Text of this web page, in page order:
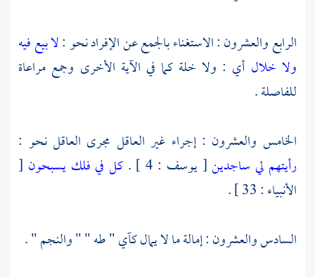
الرابع والعشرون : الاستغناء بالجمع عن الإفراد نحو :لا بيع فيه
ولا خلال أي : ولا خلة كما في الآية الأخرى وجمع مراعاة
للفاصلة .
الخامس والعشرون : إجراء غير العاقل مجرى العاقل نحو :
رأيتهم لي ساجدين[ يوسف : 4 ] . كل في فلك يسبحون [
الأنبياء : 33 ] .
السادس والعشرون : إمالة ما لا يمال كآي " طه " " والنجم " .